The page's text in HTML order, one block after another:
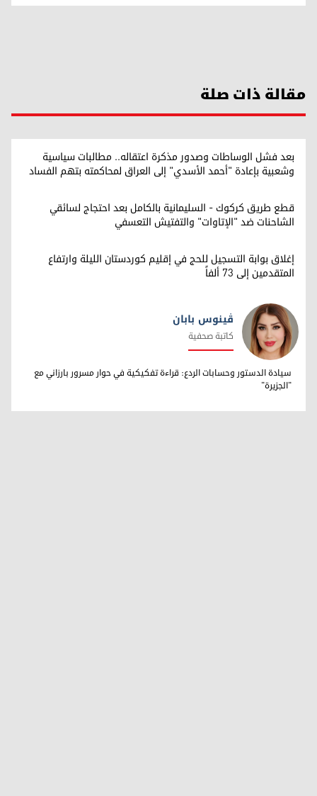
مقالة ذات صلة
بعد فشل الوساطات وصدور مذكرة اعتقاله.. مطالبات سياسية
وشعبية بإعادة "أحمد الأسدي" إلى العراق لمحاكمته بتهم الفساد
قطع طريق كركوك - السليمانية بالكامل بعد احتجاج لسائقي
الشاحنات ضد "الإتاوات" والتفتيش التعسفي
إغلاق بوابة التسجيل للحج في إقليم كوردستان الليلة وارتفاع
المتقدمين إلى 73 ألفاً
ڤینوس بابان
ڤینوس بابان
كاتبة صحفية
سيادة الدستور وحسابات الردع: قراءة تفكيكية في حوار مسرور بارزاني مع
"الجزيرة"